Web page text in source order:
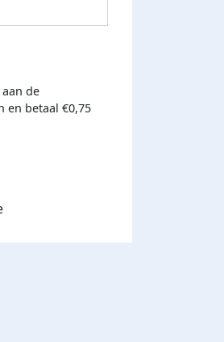
bedankt
de
en betaal €0,75